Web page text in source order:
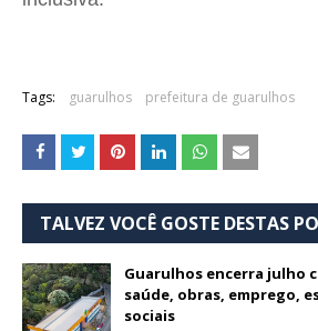
Tags: guarulhos prefeitura de guarulhos
TALVEZ VOCÊ GOSTE DESTAS
Guarulhos encerra julho
saúde, obras, emprego,
sociais